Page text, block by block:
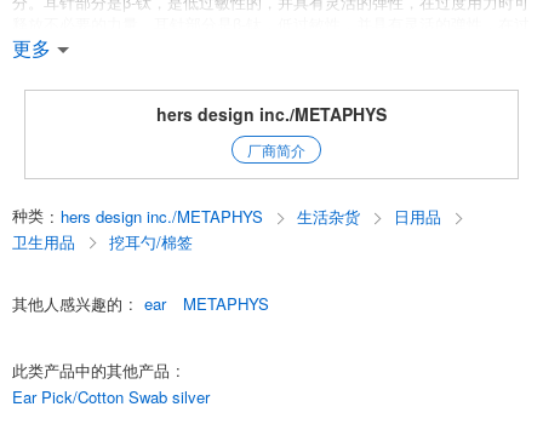
度用力时可释放不必要的力量。挖耳勺部分是β-钛，低过敏性，具有灵活的
实现了完美的舒适性，不会损害耳朵。作为所使用材料的一个特点，它具
有抗菌功能，使耳针能够始终保持清洁。
elin的目标是通过用机械加工的铝体来保护精致的β-钛耳塞，从而达到耳塞
的顶峰。
钛合金耳针由β-钛制成，耐氧化，不会引起金属过敏，并具有灵活的弹力，
所以即使施加了过大的力，力也会逸出，达到舒适的感觉，而不会损害耳
English
更多
hers design inc./METAPHYS
厂商简介
种类 : hers design inc./METAPHYS 生活杂货
日用品
卫生用品
挖耳勺/棉签
其他人感兴趣的 : ear METAPHYS
此类产品中的其他产品 :
Ear Pick/Cotton Swab silver